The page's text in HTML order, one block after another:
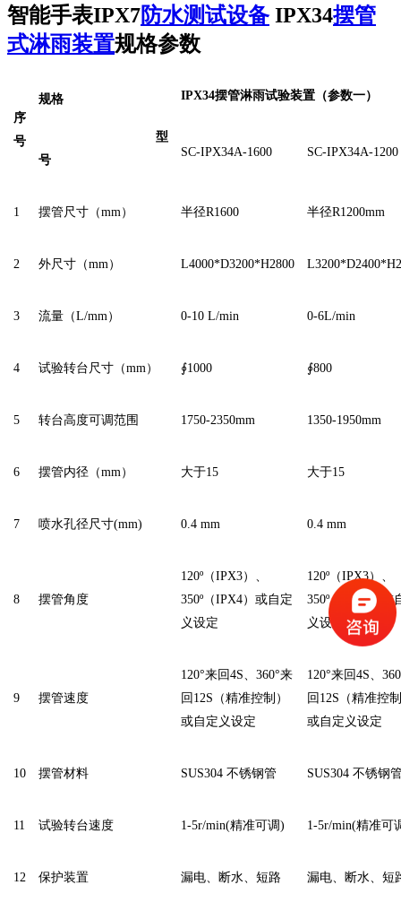
智能手表IPX7防水测试设备IPX34摆管
式淋雨装置规格参数
序
号
规格
型
号
IPX34摆管淋雨试验装置（参数一）
SC-IPX34A-1600 SC-IPX34A-1200
1 摆管尺寸（mm） 半径R1600 半径R1200mm
2 外尺寸（mm） L4000*D3200*H2800
3 流量（L/mm） 0-10 L/min 0-6L/min
4 试验转台尺寸（mm） ∮1000 ∮800
5 转台高度可调范围 1750-2350mm 1350-1950mm
6 摆管内径（mm） 大于15 大于15
7 喷水孔径尺寸(mm) 0.4 mm 0.4 mm
8 摆管角度
120º（IPX3）、
350º（IPX4）或自定
义设定
120º（IPX3）、
350º（IPX4）或
义设定
9 摆管速度
120°来回4S、360°来
回12S（精准控制）
或自定义设定
120°来回4S、
回12S（精准控
或自定义设定
10 摆管材料 SUS304 不锈钢管 SUS304 不锈钢
11 试验转台速度 1-5r/min(精准可调) 1-5r/min(精准可
12 保护装置 漏电、断水、短路 漏电、断水、短